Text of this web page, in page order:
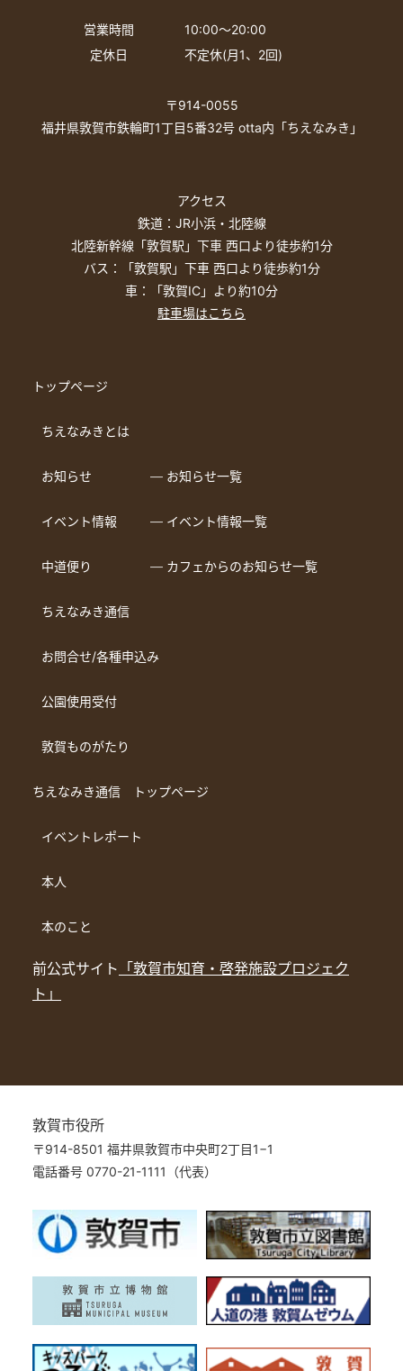
営業時間
10:00〜20:00
定休日
不定休(月1、2回)
〒914-0055
福井県敦賀市鉄輪町1丁目5番32号 otta内「ちえなみき」
アクセス
鉄道：JR小浜・北陸線
北陸新幹線「敦賀駅」下車 西口より徒歩約1分
バス：「敦賀駅」下車 西口より徒歩約1分
車：「敦賀IC」より約10分
駐車場はこちら
トップページ
ちえなみきとは
お知らせ ― お知らせ一覧
イベント情報 ― イベント情報一覧
中道便り ― カフェからのお知らせ一覧
ちえなみき通信
お問合せ/各種申込み
公園使用受付
敦賀ものがたり
ちえなみき通信 トップページ
イベントレポート
本人
本のこと
前公式サイト 「敦賀市知育・啓発施設プロジェク
ト」
敦賀市役所
〒914-8501 福井県敦賀市中央町2丁目1−1
電話番号 0770-21-1111（代表）